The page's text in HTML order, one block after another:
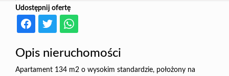
Udostępnij ofertę
Opis nieruchomości
Apartament 134 m2 o wysokim standardzie, położony na